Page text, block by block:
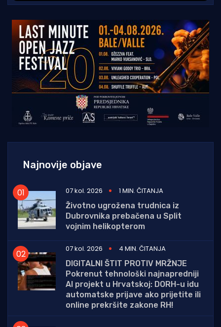
Najnovije objave
07 kol. 2026
1 MIN. ČITANJA
Životno ugrožena trudnica iz
Dubrovnika prebačena u Split
vojnim helikopterom
07 kol. 2026
4 MIN. ČITANJA
DIGITALNI ŠTIT PROTIV MRŽNJE
Pokrenut tehnološki najnapredniji
AI projekt u Hrvatskoj: DORH-u idu
automatske prijave ako prijetite ili
online prekršite zakone RH!